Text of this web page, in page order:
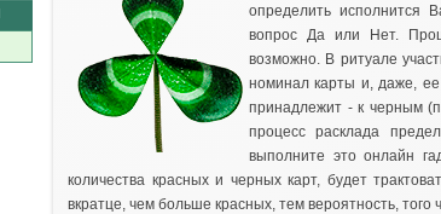
определить исполнится
вопрос Да или Нет.
возможно. В ритуале
номинал карты и, даже, ее
принадлежит - к черным
процесс расклада
выполните это онлайн
количества красных и черных карт, будет
вкратце, чем больше красных, тем вероятность,